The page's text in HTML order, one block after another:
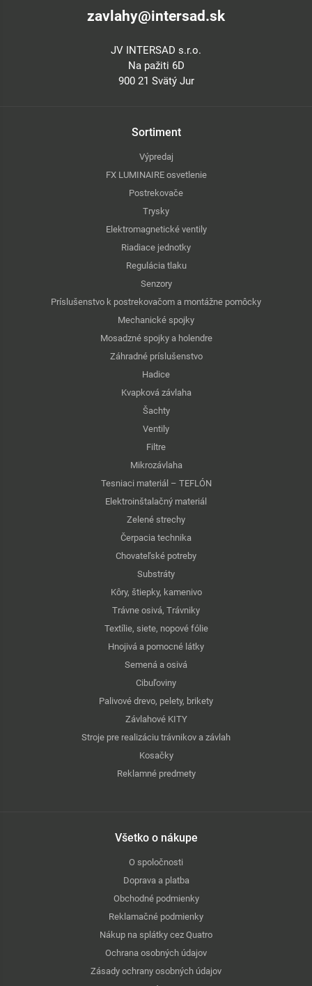
zavlahy@intersad.sk
JV INTERSAD s.r.o.
Na pažiti 6D
900 21 Svätý Jur
Sortiment
Výpredaj
FX LUMINAIRE osvetlenie
Postrekovače
Trysky
Elektromagnetické ventily
Riadiace jednotky
Regulácia tlaku
Senzory
Príslušenstvo k postrekovačom a montážne pomôcky
Mechanické spojky
Mosadzné spojky a holendre
Záhradné príslušenstvo
Hadice
Kvapková závlaha
Šachty
Ventily
Filtre
Mikrozávlaha
Tesniaci materiál – TEFLÓN
Elektroinštalačný materiál
Zelené strechy
Čerpacia technika
Chovateľské potreby
Substráty
Kôry, štiepky, kamenivo
Trávne osivá, Trávniky
Textílie, siete, nopové fólie
Hnojivá a pomocné látky
Semená a osivá
Cibuľoviny
Palivové drevo, pelety, brikety
Závlahové KITY
Stroje pre realizáciu trávnikov a závlah
Kosačky
Reklamné predmety
Všetko o nákupe
O spoločnosti
Doprava a platba
Obchodné podmienky
Reklamačné podmienky
Nákup na splátky cez Quatro
Ochrana osobných údajov
Zásady ochrany osobných údajov